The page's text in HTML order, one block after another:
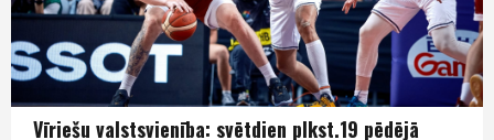
Vīriešu valstsvienība: svētdien plkst.19 pēdējā